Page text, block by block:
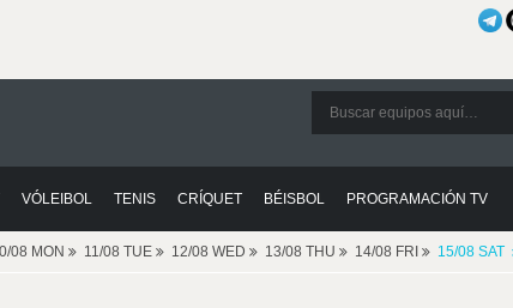
VÓLEIBOL TENIS CRÍQUET BÉISBOL PROGRAMACIÓN TV
08 MON 11/08 TUE 12/08 WED 13/08 THU 14/08 FRI 15/08 SAT